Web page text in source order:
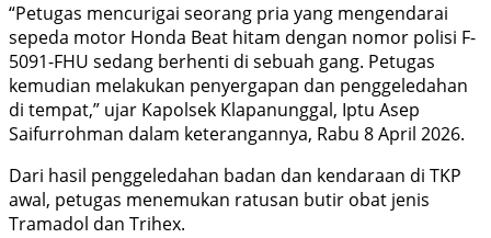
“Petugas mencurigai seorang pria yang mengendarai
sepeda motor Honda Beat hitam dengan nomor polisi F-
5091-FHU sedang berhenti di sebuah gang. Petugas
kemudian melakukan penyergapan dan penggeledahan
di tempat,” ujar Kapolsek Klapanunggal, Iptu Asep
Saifurrohman dalam keterangannya, Rabu 8 April 2026.
Dari hasil penggeledahan badan dan kendaraan di TKP
awal, petugas menemukan ratusan butir obat jenis
Tramadol dan Trihex.